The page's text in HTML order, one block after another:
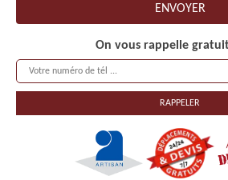
On vous rappelle